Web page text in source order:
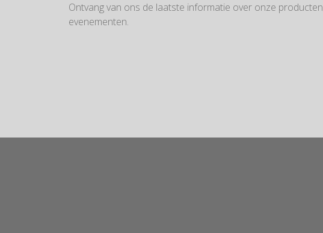
Ontvang van ons de laatste informatie over onze
evenementen.